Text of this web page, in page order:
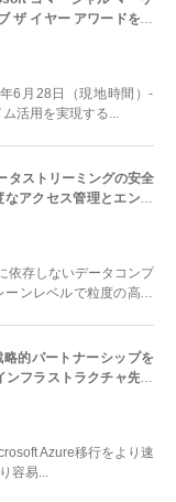
ザ イヤー アワードを受
6月28日（現地時間）-
活用を実現する...
タストリーミングの安全
アクセス管理とエンタ
装
依存しないデータコンプ
ンレベルで粒度の高い
的パートナーシップを
フラストラクチャ先進
Azure移行をより速
容易...